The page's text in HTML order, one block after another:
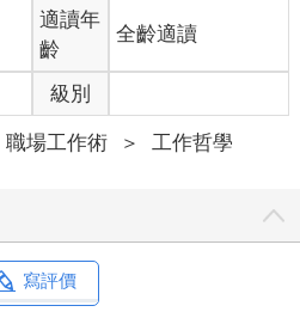
適讀年
齡
全齡適讀
級別
職場工作術 ＞ 工作哲學
寫評價